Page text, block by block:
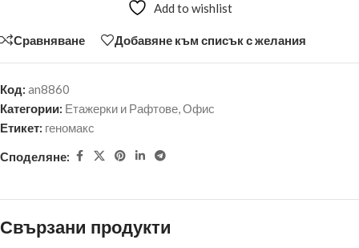
Add to wishlist
Сравняване Добавяне към списък с желания
Код: an8860
Категории: Етажерки и Рафтове,Офис
Етикет: геномакс
Споделяне:
Свързани продукти